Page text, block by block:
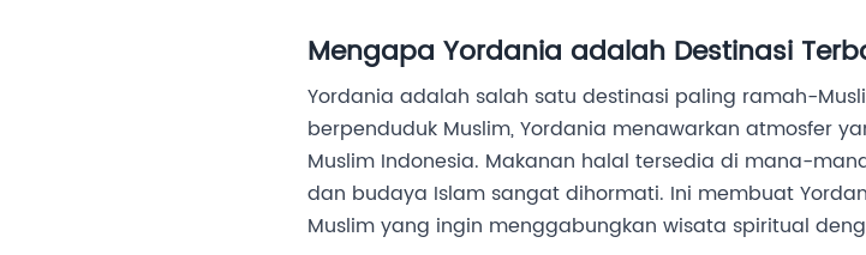
Mengapa Yordania adalah Destinasi
Yordania adalah salah satu destinasi paling ramah-
berpenduduk Muslim, Yordania menawarkan atmosfer
Muslim Indonesia. Makanan halal tersedia di mana-
dan budaya Islam sangat dihormati. Ini membuat
Muslim yang ingin menggabungkan wisata spiritual